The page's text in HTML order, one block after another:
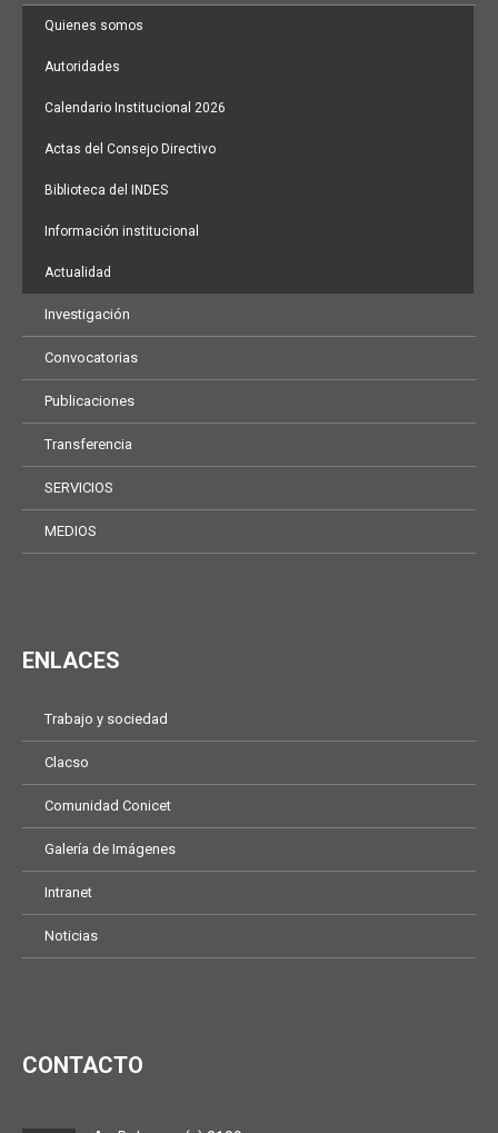
Quienes somos
Autoridades
Calendario Institucional 2026
Actas del Consejo Directivo
Biblioteca del INDES
Información institucional
Actualidad
Investigación
Convocatorias
Publicaciones
Transferencia
SERVICIOS
MEDIOS
ENLACES
Trabajo y sociedad
Clacso
Comunidad Conicet
Galería de Imágenes
Intranet
Noticias
CONTACTO